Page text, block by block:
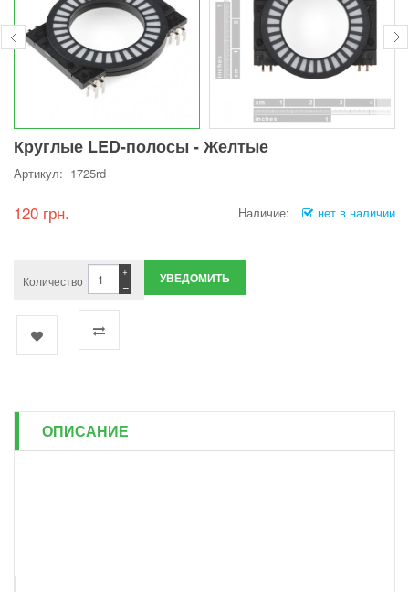
Круглые LED-полосы - Желтые
Артикул: 1725rd
120 грн. Наличие: нет в наличии
Количество −
+ УВЕДОМИТЬ
ОПИСАНИЕ